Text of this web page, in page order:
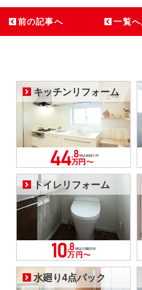
前の記事へ 一覧へ
キッチンリフォーム
トイレリフォーム
水廻り4点パック